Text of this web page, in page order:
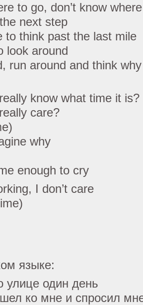
to go, don’t know
next step
to think past the last mile
look around
run around and think why
know what time it is?
care?
why
enough to cry
I don’t care
языке:
улице один день
ко мне и спросил